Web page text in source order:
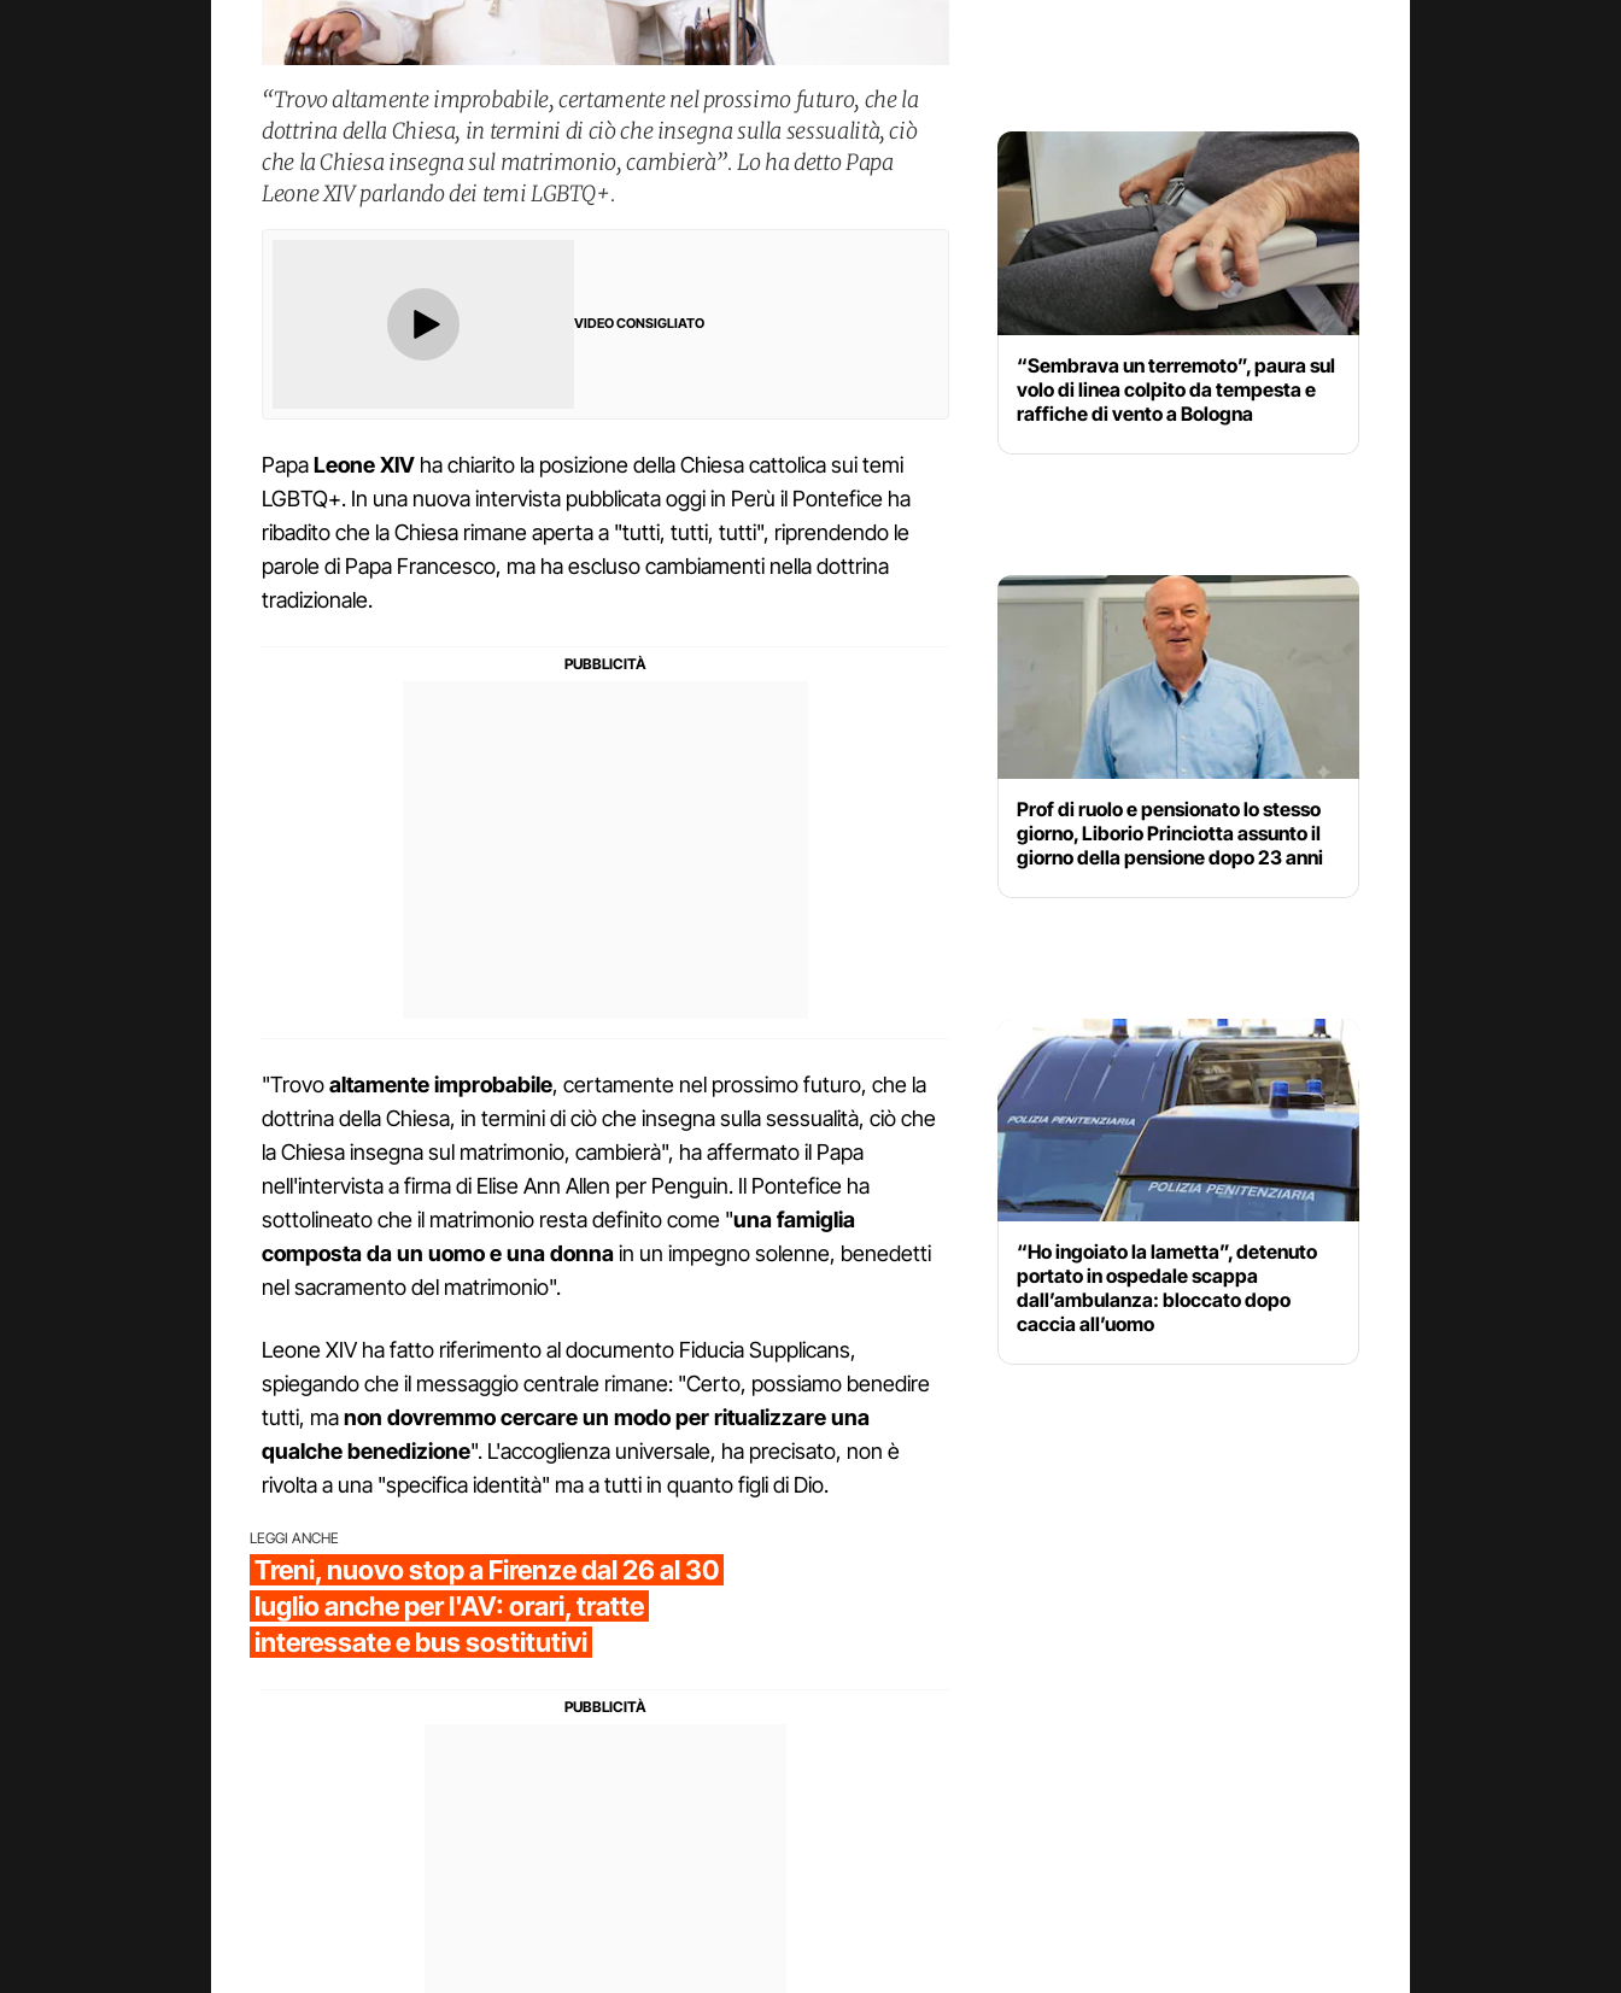
“Trovo altamente improbabile, certamente nel prossimo futuro, che la
dottrina della Chiesa, in termini di ciò che insegna sulla sessualità, ciò
che la Chiesa insegna sul matrimonio, cambierà”. Lo ha detto Papa
Leone XIV parlando dei temi LGBTQ+.
VIDEO CONSIGLIATO
PapaLeone XIV ha chiarito la posizione della Chiesa cattolica sui temi
LGBTQ+. In una nuova intervista pubblicata oggi in Perù il Pontefice ha
ribadito che la Chiesa rimane aperta a "tutti, tutti, tutti", riprendendo le
parole di Papa Francesco, ma ha escluso cambiamenti nella dottrina
tradizionale.
"Trovoaltamente improbabile, certamente nel prossimo futuro, che la
dottrina della Chiesa, in termini di ciò che insegna sulla sessualità, ciò che
la Chiesa insegna sul matrimonio, cambierà", ha affermato il Papa
nell'intervista a firma di Elise Ann Allen per Penguin. Il Pontefice ha
sottolineato che il matrimonio resta definito come "una famiglia
composta da un uomo e una donnain un impegno solenne, benedetti
nel sacramento del matrimonio".
Leone XIV ha fatto riferimento al documento Fiducia Supplicans,
spiegando che il messaggio centrale rimane: "Certo, possiamo benedire
tutti, manon dovremmo cercare un modo per ritualizzare una
qualche benedizione". L'accoglienza universale, ha precisato, non è
rivolta a una "specifica identità" ma a tutti in quanto figli di Dio.
LEGGI ANCHE
Treni, nuovo stop a Firenze dal 26 al 30
luglio anche per l'AV: orari, tratte
interessate e bus sostitutivi
“Sembrava un terremoto”, paura sul
volo di linea colpito da tempesta e
raffiche di vento a Bologna
Prof di ruolo e pensionato lo stesso
giorno, Liborio Princiotta assunto il
giorno della pensione dopo 23 anni
“Ho ingoiato la lametta”, detenuto
portato in ospedale scappa
dall’ambulanza: bloccato dopo
caccia all’uomo